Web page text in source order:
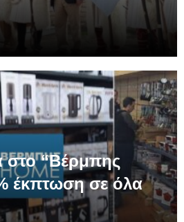
στο “Βέρμπης
έκπτωση σε όλα